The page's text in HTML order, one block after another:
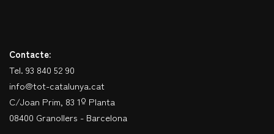
Contacte:
Tel. 93 840 52 90
info@tot-catalunya.cat
C/Joan Prim, 83 1º Planta
08400 Granollers - Barcelona